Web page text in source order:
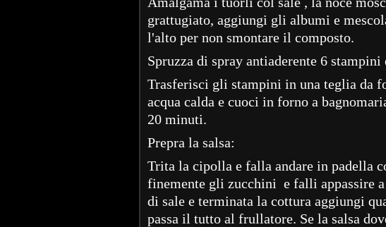
grattugiato, aggiungi gli albumi e
l'alto per non smontare il composto.
Spruzza di spray antiaderente 6
Trasferisci gli stampini in una teglia da
acqua calda e cuoci in forno a
20 minuti.
Prepra la salsa:
Trita la cipolla e falla andare in padella
finemente gli zucchini e falli appassire
di sale e terminata la cottura aggiungi
passa il tutto al frullatore. Se la salsa